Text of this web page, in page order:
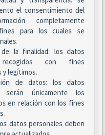
el consentimiento del
completamente
para los cuales se
la finalidad: los datos
con fines
legítimos.
de datos: los datos
serán únicamente los
en relación con los fines
datos personales deben